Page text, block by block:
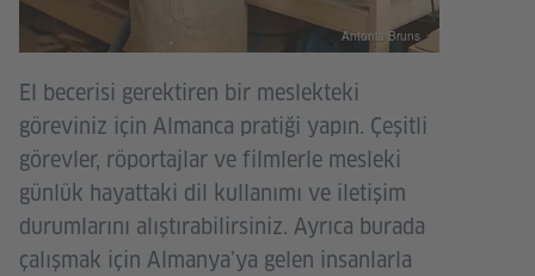
Antonia Bruns
El becerisi gerektiren bir meslekteki
göreviniz için Almanca pratiği yapın. Çeşitli
görevler, röportajlar ve filmlerle mesleki
günlük hayattaki dil kullanımı ve iletişim
durumlarını alıştırabilirsiniz. Ayrıca burada
çalışmak için Almanya’ya gelen insanlarla